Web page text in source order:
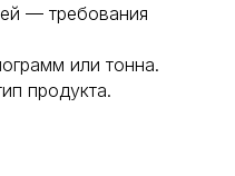
— требования
или тонна.
продукта.